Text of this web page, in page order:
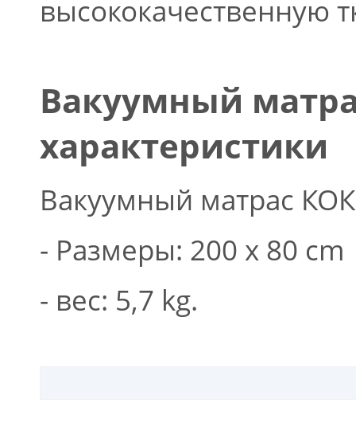
высококачественную
Вакуумный
характеристики
Вакуумный матрас
- Размеры: 200 x 80 cm
- вес: 5,7 kg.